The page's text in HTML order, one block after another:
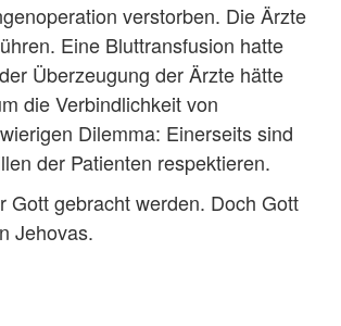
verstorben. Die Ärzte
Eine Bluttransfusion hatte
Überzeugung der Ärzte hätte
die Verbindlichkeit von
Dilemma: Einerseits sind
der Patienten respektieren.
Gott gebracht werden. Doch Gott
Jehovas.